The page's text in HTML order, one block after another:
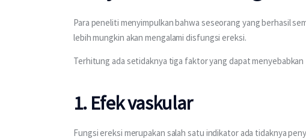
Para peneliti menyimpulkan bahwa seseorang yang berhasil
lebih mungkin akan mengalami disfungsi ereksi.
Terhitung ada setidaknya tiga faktor yang dapat
1. Efek vaskular
Fungsi ereksi merupakan salah satu indikator ada tidaknya